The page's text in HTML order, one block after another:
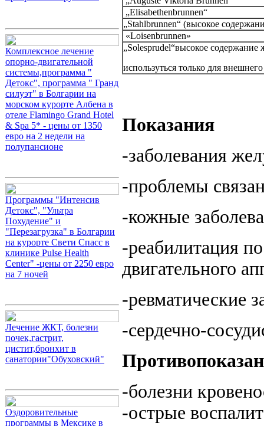
Комплексное лечение
опорно-двигательной
системы,программа "
Детокс", программа " Гранд
силуэт" в Болгарии на
морском курорте Албена в
отеле Flamingo Grand Hotel
& Spa 5* - цены от 1350
евро на 2 недели на
полупансионе
Программы "Интенсив
Детокс", "Ультра
Похудение" и
"Перезагрузка" в Болгарии
на курорте Свети Спасс в
клинике Pulse Health
Center" -цены от 2250 евро
на 7 ночей
Лечение ЖКТ, болезни
почек,гастрит,
цистит,бронхит в
санатории"Обуховский"
Оздоровительные
программы в Мексике в
„Elisabethenbrunnen“
„Stahlbrunnen“ (высокое
«Loisenbrunnen»
„Solesprudel“высокое содержание
используться только для
Показания
-заболевания
-проблемы
-кожные
-реабилитация
двигательного
-ревматические
-сердечно-
-болезни
-острые